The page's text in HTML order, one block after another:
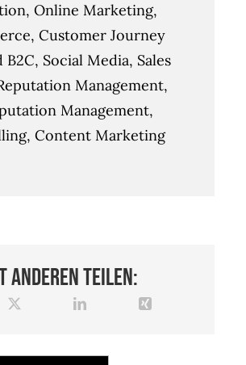
Online Marketing,
Customer Journey
B2C, Social Media, Sales
Management,
Management,
Content Marketing
anderen teilen: